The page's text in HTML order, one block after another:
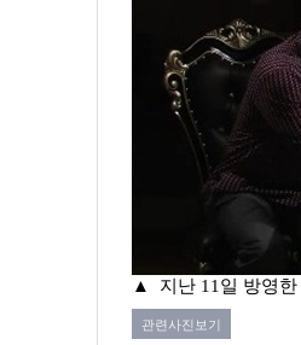
▲ 지난 11일 방영
관련사진보기